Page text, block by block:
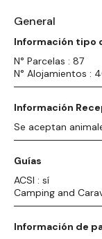
General
Información tipo
N° Parcelas : 87
N° Alojamientos :
Información
Se aceptan
Guías
ACSI : sí
Camping and
Información de